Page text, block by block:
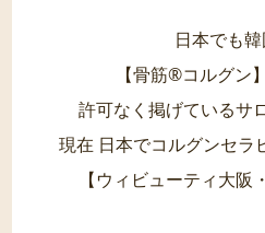
日本でも
【骨筋®︎コルグン
許可なく掲げているサ
現在 日本でコルグンセラ
【ウィビューティ大阪